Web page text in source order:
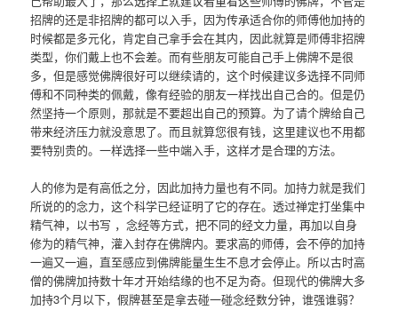
招牌的还是非招牌的都可以入手，因为传承适合你的师傅他加持的
时候都是多元化，肯定自己拿手会在其内，因此就算是师傅非招牌
类型，你们戴上也不会差。而有些朋友可能自己手上佛牌不是很
多，但是感觉佛牌很好可以继续请的，这个时候建议多选择不同师
傅和不同种类的佩戴，像有经验的朋友一样找出自己合的。但是仍
然坚持一个原则，那就是不要超出自己的预算。为了请个牌给自己
带来经济压力就没意思了。而且就算您很有钱，这里建议也不用都
要特别贵的。一样选择一些中端入手，这样才是合理的方法。
人的修为是有高低之分，因此加持力量也有不同。加持力就是我们
所说的的念力，这个科学已经证明了它的存在。透过禅定打坐集中
精气神，以书写 ，念经等方式，把不同的经文力量，再加以自身
修为的精气神，灌入封存在佛牌内。要求高的师傅，会不停的加持
一遍又一遍，直至感应到佛牌能量生生不息才会停止。所以古时高
僧的佛牌加持数十年才开始结缘的也不足为奇。但现代的佛牌大多
加持3个月以下，假牌甚至是拿去碰一碰念经数分钟，谁强谁弱？